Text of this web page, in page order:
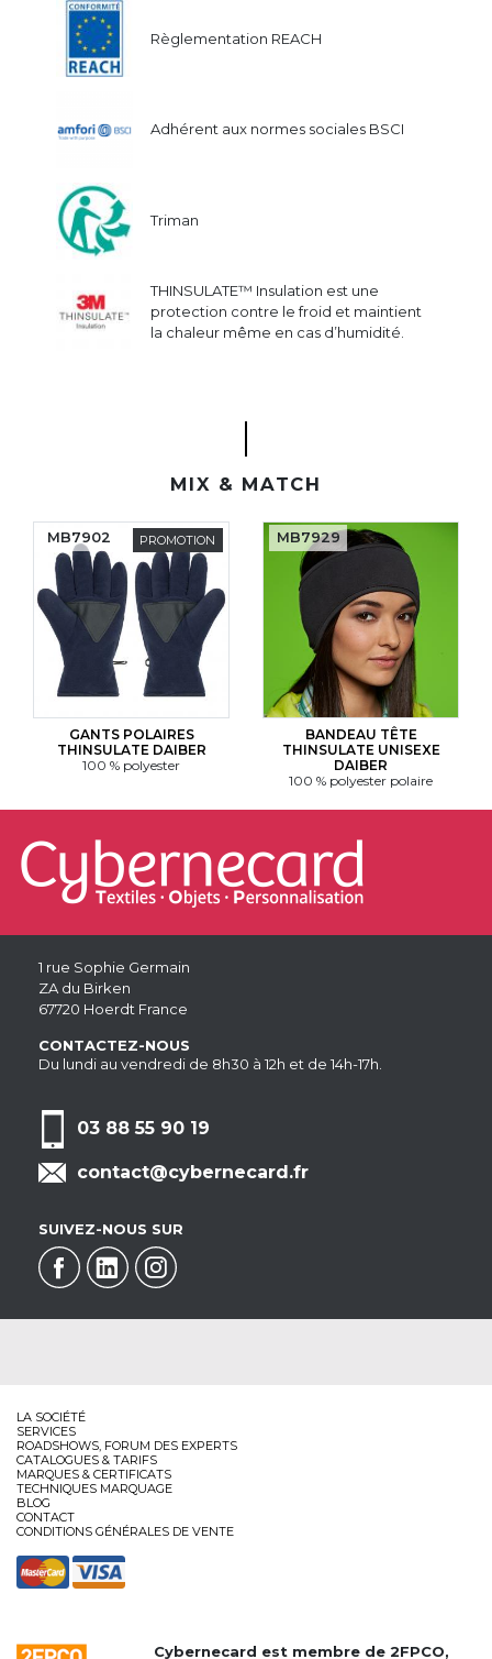
Règlementation REACH
Adhérent aux normes sociales BSCI
Triman
THINSULATE™ Insulation est une
protection contre le froid et maintient
la chaleur même en cas d’humidité.
MIX & MATCH
PROMOTION
GANTS POLAIRES
THINSULATE DAIBER
100 % polyester
MB7902
BANDEAU TÊTE
THINSULATE UNISEXE
DAIBER
100 % polyester polaire
MB7929
1 rue Sophie Germain
ZA du Birken
67720 Hoerdt France
CONTACTEZ-NOUS
Du lundi au vendredi de 8h30 à 12h et de 14h-17h.
03 88 55 90 19
contact@cybernecard.fr
SUIVEZ-NOUS SUR
LA SOCIÉTÉ
SERVICES
ROADSHOWS, FORUM DES EXPERTS
CATALOGUES & TARIFS
MARQUES & CERTIFICATS
TECHNIQUES MARQUAGE
BLOG
CONTACT
CONDITIONS GÉNÉRALES DE VENTE
Cybernecard est membre de2FPCO,